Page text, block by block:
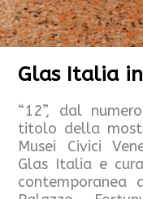
Glas Italia
“12”, dal
titolo della
Musei Civici
Glas Italia e
contemporanea